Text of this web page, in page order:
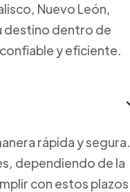
Nuevo León,
destino dentro de
y eficiente.
rápida y segura.
dependiendo de la
con estos plazos